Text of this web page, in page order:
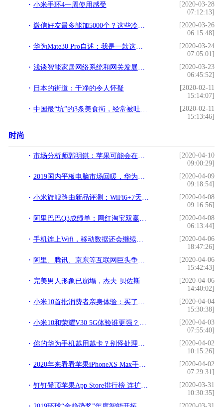
小米手环4一周使用感受
[2020-03-28
07:12:13]
微信好友最多能加5000个？这些冷知识，看完让你涨知识
[2020-03-26
06:15:48]
华为Mate30 Pro自述：我是一款这样的旗舰
[2020-03-24
07:05:01]
浅谈智能家居网络系统和网关发展预测
[2020-03-23
06:45:52]
日本的街道：干净的令人怀疑
[2020-02-11
15:14:07]
中国最“坑”的3条美食街，经常被吐槽，还有人上当，你去过吗？
[2020-02-11
15:13:46]
时尚
市场分析师郭明錤：苹果可能会在新电脑中首次放弃英特尔芯片
[2020-04-10
09:00:29]
2019国内平板电脑市场回暖，华为成为了苹果最大竞争对手
[2020-04-09
09:18:54]
小米旗舰路由新品评测：WiFi6+7天线设计，售价599元，豪宅无惧
[2020-04-08
09:16:56]
阿里巴巴Q3成绩单：网红淘宝双赢，文娱改观
[2020-04-08
06:13:44]
手机连上Wifi，移动数据还会继续消耗吗？中国移动给出准确答复
[2020-04-06
18:47:26]
阿里、腾讯、京东等互联网巨头争相卖菜，为哪般？能赚钱吗？
[2020-04-06
15:42:43]
完美男人形象已崩塌，杰夫·贝佐斯
[2020-04-06
14:40:02]
小米10首批消费者亲身体验：买了个5G手机却没法用5G网络
[2020-04-04
15:30:38]
小米10和荣耀V30 5G体验谁更强？网友实测对比告诉你
[2020-04-03
07:55:40]
你的华为手机越用越卡？别怪处理器，肯定是这3个设置没调整好
[2020-04-02
10:15:26]
2020年来看看苹果iPhoneXS Max手机是真香机吗
[2020-04-02
07:29:31]
钉钉登顶苹果App Store排行榜 连扩2万台云服务器
[2020-03-31
10:30:35]